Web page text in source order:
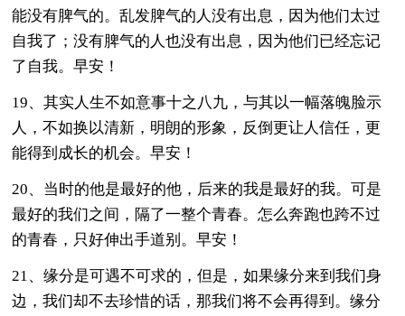
能没有脾气的。乱发脾气的人没有出息，因为他们太过
自我了；没有脾气的人也没有出息，因为他们已经忘记
了自我。早安！
19、其实人生不如意事十之八九，与其以一幅落魄脸示
人，不如换以清新，明朗的形象，反倒更让人信任，更
能得到成长的机会。早安！
20、当时的他是最好的他，后来的我是最好的我。可是
最好的我们之间，隔了一整个青春。怎么奔跑也跨不过
的青春，只好伸出手道别。早安！
21、缘分是可遇不可求的，但是，如果缘分来到我们身
边，我们却不去珍惜的话，那我们将不会再得到。缘分